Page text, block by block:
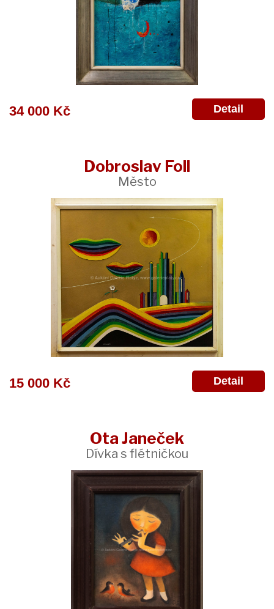
34 000 Kč Detail
Dobroslav Foll
Město
15 000 Kč Detail
Ota Janeček
Dívka s flétničkou